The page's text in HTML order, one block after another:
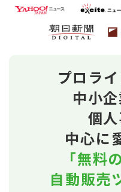
プロライ
中小
個
中心に
「無料
自動販売